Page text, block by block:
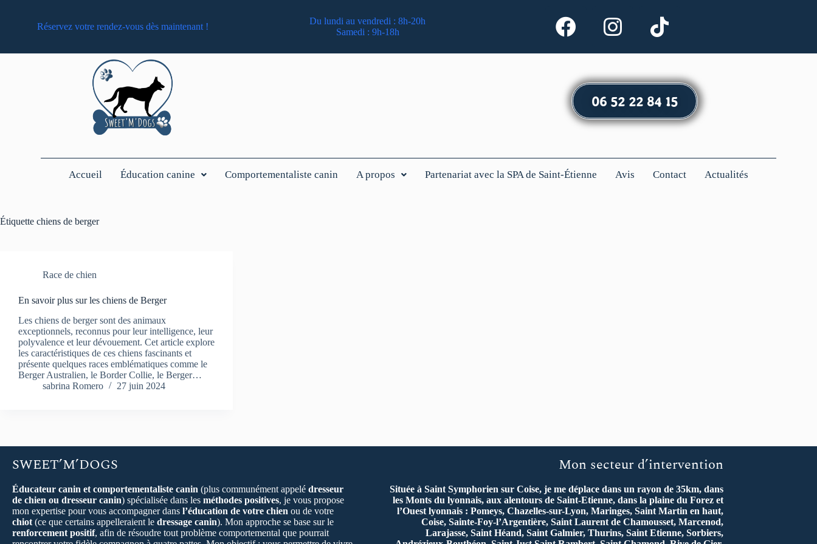
Réservez votre rendez-vous dès maintenant !
Du lundi au vendredi : 8h-20h
Samedi : 9h-18h
06 52 22 84 15
Accueil Éducation canine Comportementaliste canin A propos Partenariat avec la SPA de Saint-Étienne Avis Contact Actualités
Étiquette chiens de berger
Race de chien
En savoir plus sur les chiens de Berger
Les chiens de berger sont des animaux
exceptionnels, reconnus pour leur intelligence, leur
polyvalence et leur dévouement. Cet article explore
les caractéristiques de ces chiens fascinants et
présente quelques races emblématiques comme le
Berger Australien, le Border Collie, le Berger…
sabrina Romero
27 juin 2024
SWEET’M’DOGS
Éducateur canin et comportementaliste canin (plus communément appelé dresseur
de chien ou dresseur canin) spécialisée dans les méthodes positives, je vous propose
mon expertise pour vous accompagner dans l’éducation de votre chien ou de votre
chiot (ce que certains appelleraient le dressage canin). Mon approche se base sur le
renforcement positif, afin de résoudre tout problème comportemental que pourrait
Mon secteur d’intervention
Située à Saint Symphorien sur Coise, je me déplace dans un rayon de 35km, dans
les Monts du lyonnais, aux alentours de Saint-Etienne, dans la plaine du Forez et
l’Ouest lyonnais : Pomeys, Chazelles-sur-Lyon, Maringes, Saint Martin en haut,
Coise, Sainte-Foy-l’Argentière, Saint Laurent de Chamousset, Marcenod,
Larajasse, Saint Héand, Saint Galmier, Thurins, Saint Etienne, Sorbiers,